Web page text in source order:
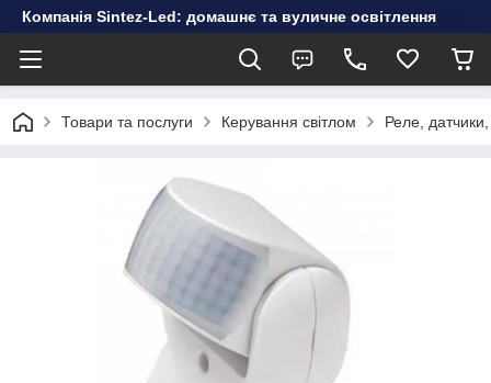
Компанія Sintez-Led: домашнє та вуличне освітлення
Товари та послуги Керування світлом Реле,